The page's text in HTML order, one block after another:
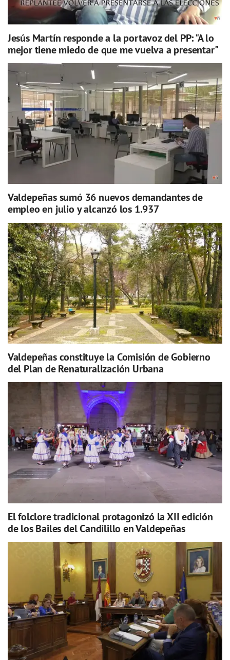
Jesús Martín responde a la portavoz del PP: "A lo
mejor tiene miedo de que me vuelva a presentar"
Valdepeñas sumó 36 nuevos demandantes de
empleo en julio y alcanzó los 1.937
Valdepeñas constituye la Comisión de Gobierno
del Plan de Renaturalización Urbana
El folclore tradicional protagonizó la XII edición
de los Bailes del Candilillo en Valdepeñas